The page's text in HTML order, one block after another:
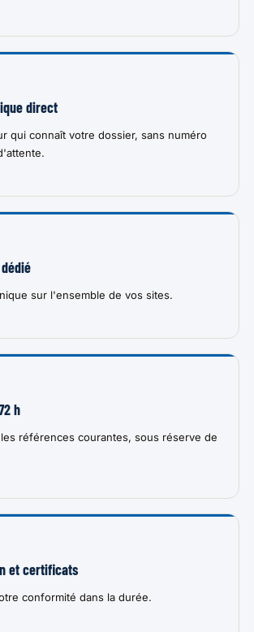
direct
qui connaît votre dossier, sans numéro
sur l'ensemble de vos sites.
h
références courantes, sous réserve de
et certificats
conformité dans la durée.